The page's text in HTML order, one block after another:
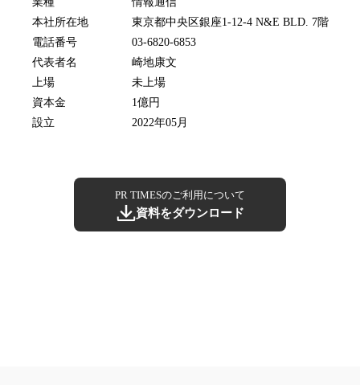
本社所在地
東京都中央区銀座1-12-4 N&E BLD. 7階
電話番号
03-6820-6853
代表者名
崎地康文
上場
未上場
資本金
1億円
設立
2022年05月
PR TIMESのご利用について
資料をダウンロード